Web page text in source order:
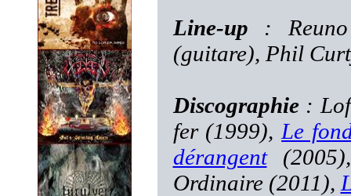
Line-up : Reuno
(guitare), Phil
Discographie:
fer (1999), Le
dérangent
Ordinaire (2011),